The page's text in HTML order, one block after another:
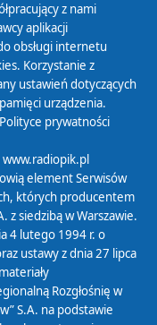
z nami
aplikacji
obsługi internetu
Korzystanie z
ustawień dotyczących
urządzenia.
Polityce prywatności
element Serwisów
których producentem
z siedzibą w Warszawie.
4 lutego 1994 r. o
ustawy z dnia 27 lipca
Rozgłośnię w
S.A. na podstawie